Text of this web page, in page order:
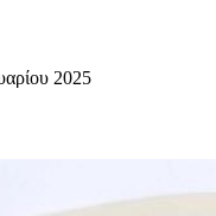
2025